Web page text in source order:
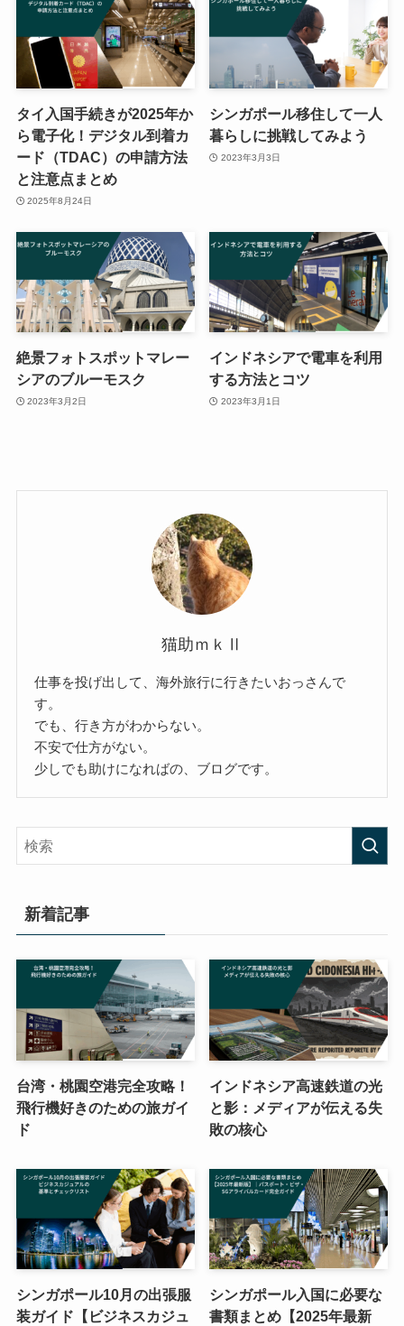
タイ入国手続きが2025年か
ら電子化！デジタル到着カ
ード（TDAC）の申請方法
と注意点まとめ
2025年8月24日
シンガポール移住して一人
暮らしに挑戦してみよう
2023年3月3日
絶景フォトスポットマレー
シアのブルーモスク
2023年3月2日
インドネシアで電車を利用
する方法とコツ
2023年3月1日
猫助ｍｋⅡ
仕事を投げ出して、海外旅行に行きたいおっさんで
す。
でも、行き方がわからない。
不安で仕方がない。
少しでも助けになればの、ブログです。
新着記事
台湾・桃園空港完全攻略！
飛行機好きのための旅ガイ
ド
インドネシア高速鉄道の光
と影：メディアが伝える失
敗の核心
シンガポール10月の出張服
装ガイド【ビジネスカジュ
シンガポール入国に必要な
書類まとめ【2025年最新